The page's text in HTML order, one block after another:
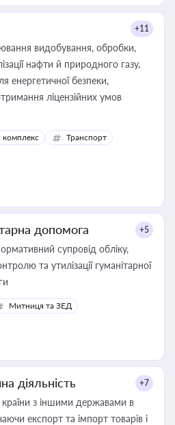
+11
видобування, обробки,
нафти й природного газу,
енергетичної безпеки,
ліцензійних умов
комплекс
Транспорт
допомога +5
супровід обліку,
та утилізації гуманітарної
Митниця та ЗЕД
діяльність +7
країни з іншими державами в
експорт та імпорт товарів і